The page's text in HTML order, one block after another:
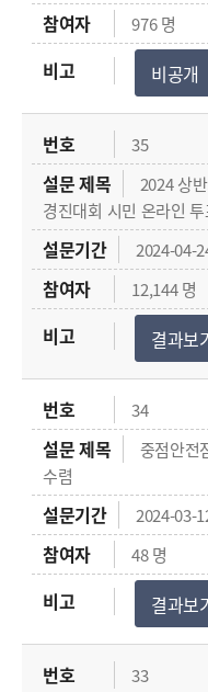
976 명
비공개
35
2024 상
경진대회 시민 온라인 투
2024-04-
12,144 명
결과보
34
중점안전
수렴
2024-03-
48 명
결과보
33